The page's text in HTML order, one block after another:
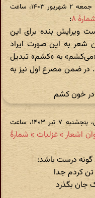
در ‫۱ سال و ۱۱ ماه قبل، جمعه ۲ شهریور ۱۴۰۳، ساعت
۸ :
ویرایش بنده برای این
شعر به این صورت ایراد
«می‌کشم» به «کشم» تبدیل
در ضمن مصرع اول نیز به
در خون کشم
در ‫۲ سال و ۱ ماه قبل، پنجشنبه ۷ تیر ۱۴۰۳، ساعت
اشعار » غزلیات » شمارهٔ
درست باشد:
کردم جدا
جان بگذرد